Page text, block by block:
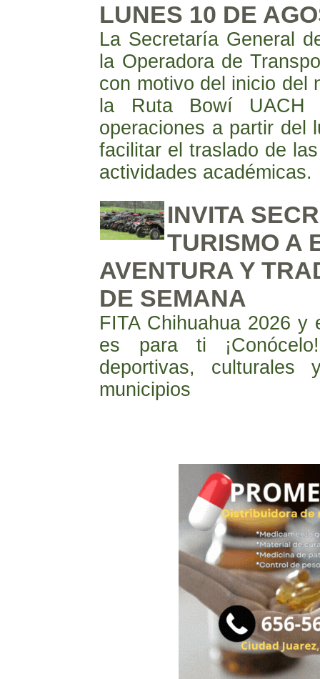
LUNES 10 DE
La Secretaría General
la Operadora de
con motivo del inicio del
la Ruta Bowí UACH
operaciones a partir del
facilitar el traslado de
actividades académicas.
INVITA
TURISMO A
AVENTURA Y
DE SEMANA
FITA Chihuahua 2026 y
es para ti
deportivas, culturales
municipios